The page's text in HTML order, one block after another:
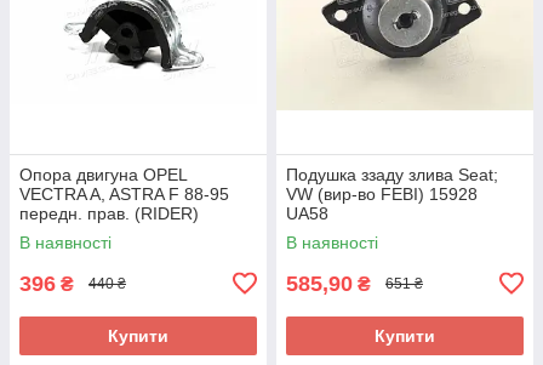
Опора двигуна OPEL
VECTRA A, ASTRA F 88-95
передн. прав. (RIDER)
RD.3438325348 UA58
В наявності
396 ₴ 440 ₴
Купити
Подушка ззаду злива Seat;
VW (вир-во FEBI) 15928
UA58
В наявності
585,90 ₴ 651 ₴
Купити